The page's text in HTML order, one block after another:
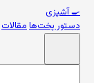
🍳آشپزی
دستور پخت‌هامقالات